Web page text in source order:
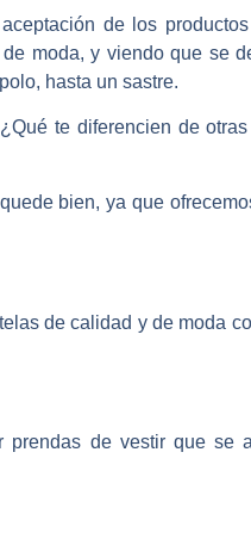
de los
moda, y viendo que se
hasta un sastre.
te diferencien de
bien, ya que
de calidad y de moda
de vestir que se